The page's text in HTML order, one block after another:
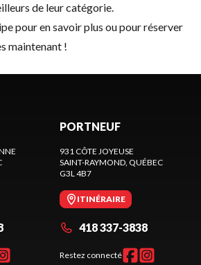
de leur catégorie.
pour en savoir plus ou pour réserver
maintenant !
PORTNEUF
931 CÔTE JOYEUSE
SAINT-RAYMOND, QUÉBEC
G3L 4B7
ITINÉRAIRE
418 337-3838
Restez connecté